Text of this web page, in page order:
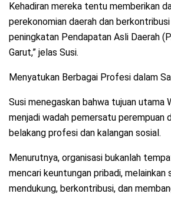
Kehadiran mereka tentu memberikan
perekonomian daerah dan
peningkatan Pendapatan Asli Daerah
Garut,” jelas Susi.
Menyatukan Berbagai Profesi dalam
Susi menegaskan bahwa tujuan utama
menjadi wadah pemersatu perempuan
belakang profesi dan kalangan sosial.
Menurutnya, organisasi bukanlah
mencari keuntungan pribadi, melainkan
mendukung, berkontribusi, dan